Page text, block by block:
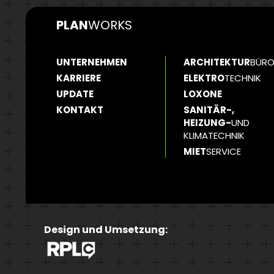
PLANWORKS
UNTERNEHMEN
KARRIERE
UPDATE
KONTAKT
ARCHITEKTUR
ELEKTROTECHNIK
LOXONE
SANITÄR-,
HEIZUNG-UND
KLIMATECHNIK
MIETSERVICE
Design und Umsetzung: